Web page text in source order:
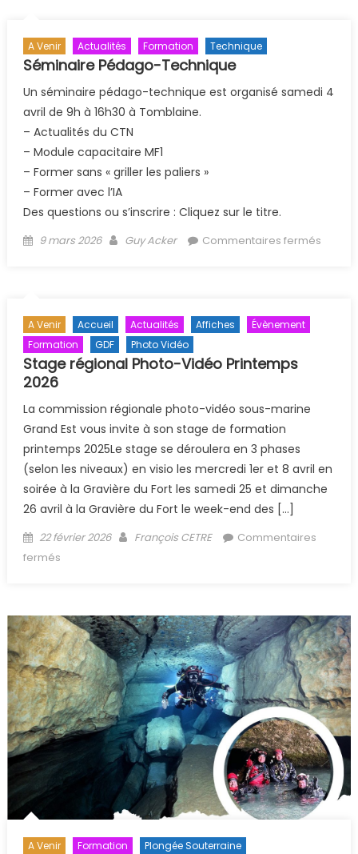
A Venir Actualités Formation Technique
Séminaire Pédago-Technique
Un séminaire pédago-technique est organisé samedi 4
avril de 9h à 16h30 à Tomblaine.
– Actualités du CTN
– Module capacitaire MF1
– Former sans « griller les paliers »
– Former avec l’IA
Des questions ou s’inscrire : Cliquez sur le titre.
Posted on
9 mars 2026 Author
Guy Acker Commentaires fermés
A Venir Accueil Actualités Affiches
Évènement
Formation
GDF Photo Vidéo
Stage régional Photo-Vidéo Printemps
2026
La commission régionale photo-vidéo sous-marine
Grand Est vous invite à son stage de formation
printemps 2025Le stage se déroulera en 3 phases
(selon les niveaux) en visio les mercredi 1er et 8 avril en
soirée à la Gravière du Fort les samedi 25 et dimanche
26 avril à la Gravière du Fort le week-end des […]
Posted on
22 février 2026 Author
François CETRE
Commentaires
fermés
A Venir Formation Plongée Souterraine